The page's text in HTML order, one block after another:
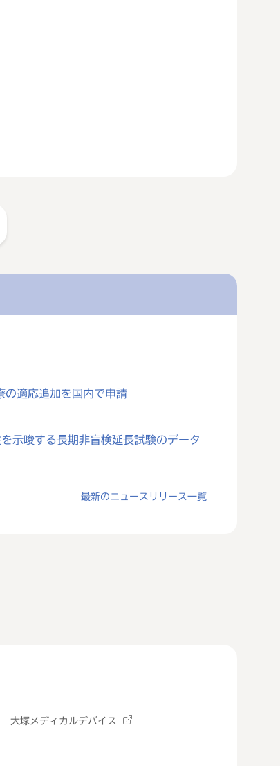
の適応追加を国内で申請
唆する長期非盲検延長試験のデータ
最新のニュースリリース一覧
大塚メディカルデバイス